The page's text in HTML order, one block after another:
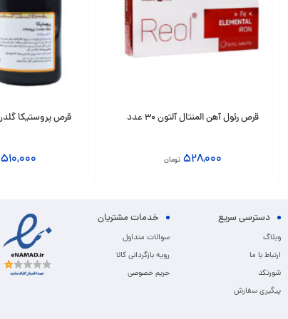
قرص رئول آهن المنتال آلتون 30 عدد
528,000 تومان
قرص پروستیکا گلدن
510,000
دسترسی سریع
وبلاگ
ارتباط با ما
شورتکد
پیگیری سفارش
خدمات مشتریان
سوالات متداول
رویه بازگردانی کالا
حریم خصوصی